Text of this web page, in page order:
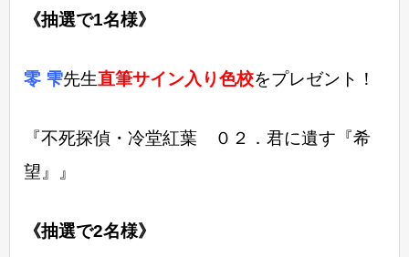
《抽選で1名様》
零 雫先生直筆サイン入り色校をプレゼント！
『不死探偵・冷堂紅葉 ０２．君に遺す『希
望』』
《抽選で2名様》